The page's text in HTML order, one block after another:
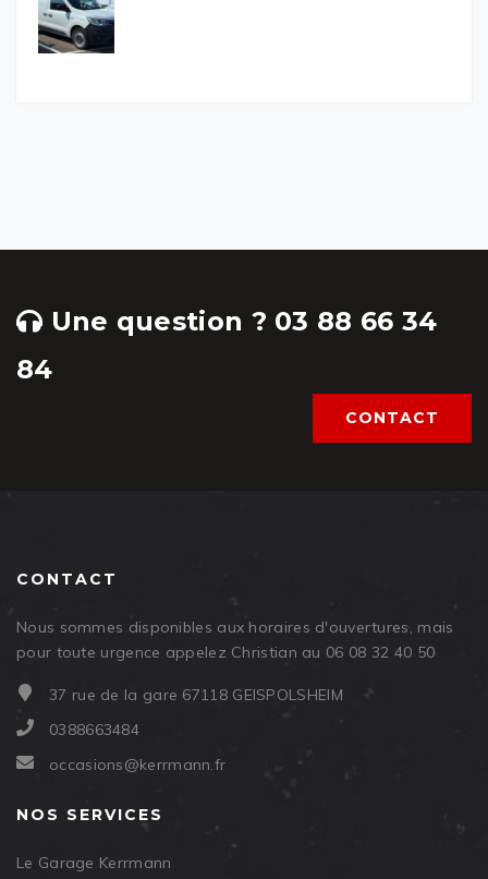
Une question ? 03 88 66 34
84
CONTACT
CONTACT
Nous sommes disponibles aux horaires d'ouvertures, mais
pour toute urgence appelez Christian au 06 08 32 40 50
37 rue de la gare 67118 GEISPOLSHEIM
0388663484
occasions@kerrmann.fr
NOS SERVICES
Le Garage Kerrmann